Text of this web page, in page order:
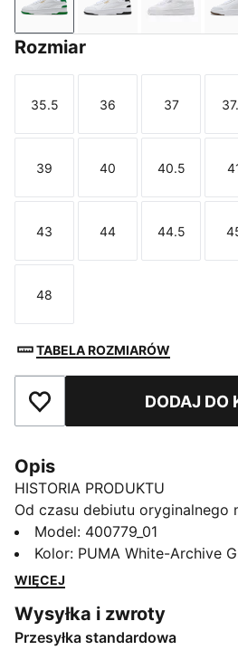
PUMA White-Archive Green
PUMA White-
PUMA
Rozmiar
Rozmiar
35.5
Rozmiar
36
Rozmiar
37
Rozmiar
39
Rozmiar
40
Rozmiar
40.5
Rozmiar
43
Rozmiar
44
Rozmiar
44.5
Rozmiar
48
TABELA ROZMIARÓW
Dodaj do ulubionychDODAJ DO
Opis
HISTORIA PRODUKTU
Od czasu debiutu oryginalnego
California w latach 80. buty te
swobodnemu,
inspirowanemu beztroskim
model CA Match kontynuuje tę
minimalistyczny wygląd,
Model: 400779_01
Kolor: PUMA White-Archive
WIĘCEJ
Wysyłka i zwroty
Przesyłka standardowa